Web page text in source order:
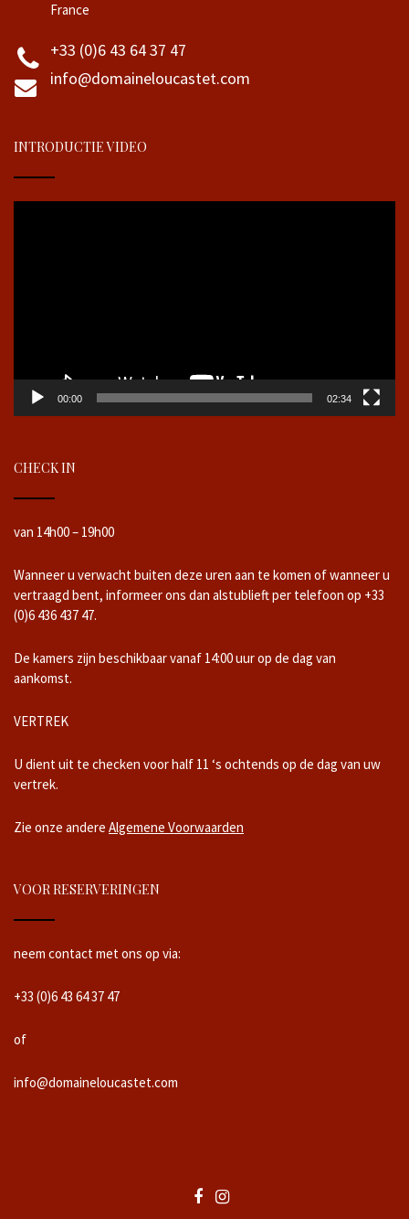
France
+33 (0)6 43 64 37 47
info@domaineloucastet.com
INTRODUCTIE VIDEO
00:00 02:34
CHECK IN
van 14h00 – 19h00
Wanneer u verwacht buiten deze uren aan te komen of wanneer u
vertraagd bent, informeer ons dan alstublieft per telefoon op +33
(0)6 436 437 47.
De kamers zijn beschikbaar vanaf 14:00 uur op de dag van
aankomst.
VERTREK
U dient uit te checken voor half 11 ‘s ochtends op de dag van uw
vertrek.
Zie onze andere Algemene Voorwaarden
VOOR RESERVERINGEN
neem contact met ons op via:
+33 (0)6 43 64 37 47
of
info@domaineloucastet.com